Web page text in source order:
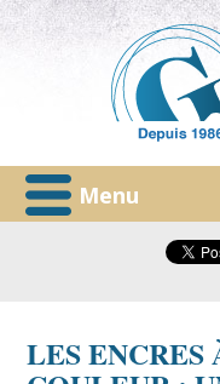
Menu
LES ENCRES